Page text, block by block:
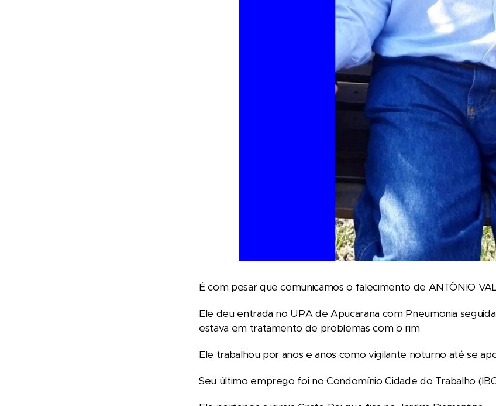
É com pesar que comunicamos o falecimento de ANTÔNIO
Ele deu entrada no UPA de Apucarana com Pneumonia
estava em tratamento de problemas com o rim
Ele trabalhou por anos e anos como vigilante noturno até se
Seu último emprego foi no Condomínio Cidade do Trabalho